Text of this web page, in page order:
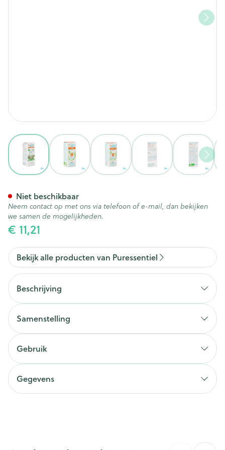
View larger imageView larger imageView larger imageView larger image
View
€ 11,21
Niet beschikbaar
Neem contact op met ons via telefoon of e-mail, dan bekijken
we samen de mogelijkheden.
Bekijk alle producten van Puressentiel
Beschrijving
Samenstelling
Gebruik
Gegevens